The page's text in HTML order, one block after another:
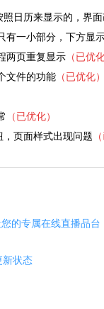
照日历来显示的，界
有一小部分，下方显
两页重复显示 （已优化
文件的功能 （已优化）
（已优化）
，页面样式出现问题
的专属在线直播品台
新状态